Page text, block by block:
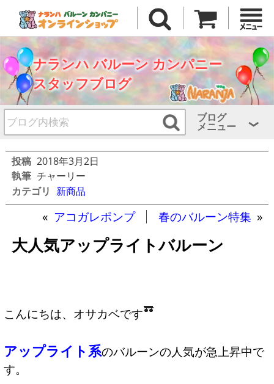
ナランハ バルーン カンパニー
スタッフブログ
ブログ
メニュー
投稿 2018年3月2日
執筆 チャーリー
カテゴリ 新商品
« アコガレポンプ 春のバルーン特集 »
大人気アップライトバルーン
こんにちは、オサカベです
アップライト系のバルーンの人気が急上昇中で
す。